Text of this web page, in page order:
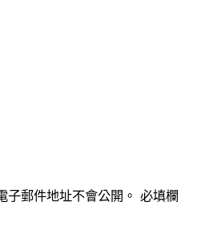
子郵件地址不會公開。 必填欄